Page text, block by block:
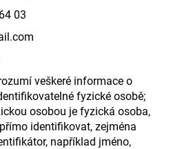
03
veškeré informace o
fyzické osobě;
osobou je fyzická osoba,
identifikovat, zejména
například jméno,